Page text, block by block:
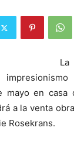
en casa
a la venta
Rosekrans.